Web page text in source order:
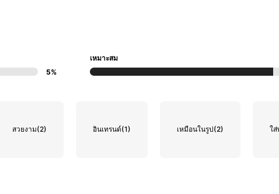
5%
เหมาะสม
สวยงาม(2) อินเทรนด์(1) เหมือนในรูป(2) ใ